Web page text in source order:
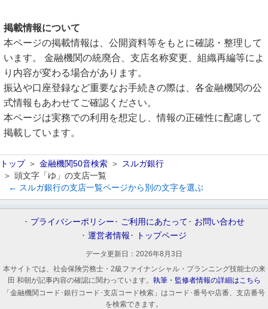
掲載情報について
本ページの掲載情報は、公開資料等をもとに確認・整理して
います。 金融機関の統廃合、支店名称変更、組織再編等によ
り内容が変わる場合があります。
振込や口座登録など重要なお手続きの際は、各金融機関の公
式情報もあわせてご確認ください。
本ページは実務での利用を想定し、情報の正確性に配慮して
掲載しています。
トップ 金融機関50音検索
スルガ銀行
頭文字「ゆ」の支店一覧
← スルガ銀行の支店一覧ページから別の文字を選ぶ
プライバシーポリシー ご利用にあたって
お問い合わせ
運営者情報
トップページ
データ更新日： 2026年8月3日
本サイトでは、社会保険労務士・2級ファイナンシャル・プランニング技能士の来
田 和朝が記事内容の確認に関わっています。 執筆・監修者情報の詳細はこちら
「金融機関コード･銀行コード･支店コード検索」はコード･番号や店番、支店番号
を検索できます。